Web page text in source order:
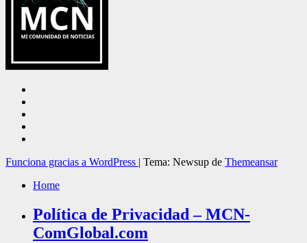
Funciona gracias a WordPress Tema: Newsup de Themeansar
Home
Política de Privacidad – MCN-
ComGlobal.com